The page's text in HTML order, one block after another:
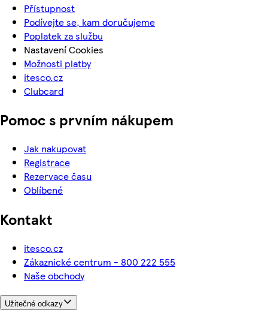
Přístupnost
Podívejte se, kam doručujeme
Poplatek za službu
Nastavení Cookies
Možnosti platby
itesco.cz
Clubcard
Pomoc s prvním nákupem
Jak nakupovat
Registrace
Rezervace času
Oblíbené
Kontakt
itesco.cz
Zákaznické centrum - 800 222 555
Naše obchody
Užitečné odkazy